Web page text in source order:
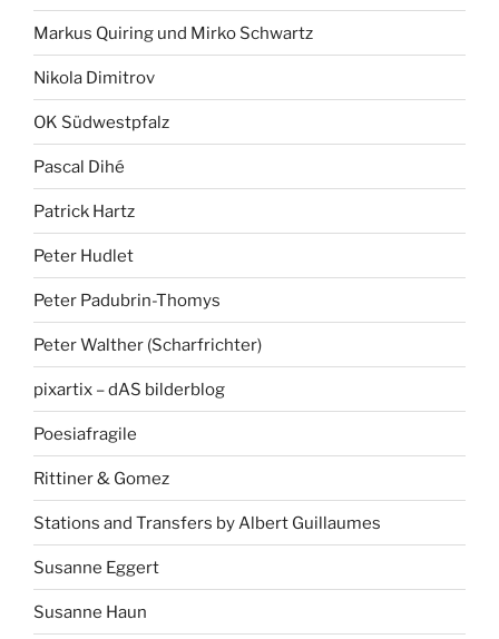
Markus Quiring und Mirko Schwartz
Nikola Dimitrov
OK Südwestpfalz
Pascal Dihé
Patrick Hartz
Peter Hudlet
Peter Padubrin-Thomys
Peter Walther (Scharfrichter)
pixartix – dAS bilderblog
Poesiafragile
Rittiner & Gomez
Stations and Transfers by Albert Guillaumes
Susanne Eggert
Susanne Haun